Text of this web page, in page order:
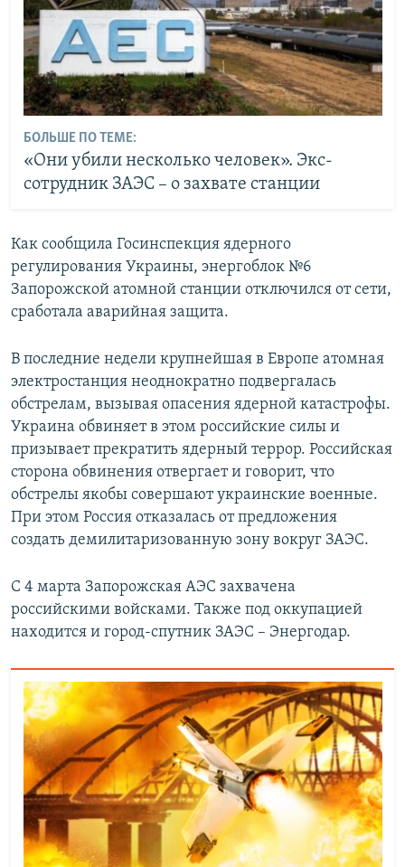
БОЛЬШЕ ПО ТЕМЕ:
«Они убили несколько человек». Экс-
сотрудник ЗАЭС – о захвате станции
Как сообщила Госинспекция ядерного
регулирования Украины, энергоблок №6
Запорожской атомной станции отключился от сети,
сработала аварийная защита.
В последние недели крупнейшая в Европе атомная
электростанция неоднократно подвергалась
обстрелам, вызывая опасения ядерной катастрофы.
Украина обвиняет в этом российские силы и
призывает прекратить ядерный террор. Российская
сторона обвинения отвергает и говорит, что
обстрелы якобы совершают украинские военные.
При этом Россия отказалась от предложения
создать демилитаризованную зону вокруг ЗАЭС.
С 4 марта Запорожская АЭС захвачена
российскими войсками. Также под оккупацией
находится и город-спутник ЗАЭС – Энергодар.